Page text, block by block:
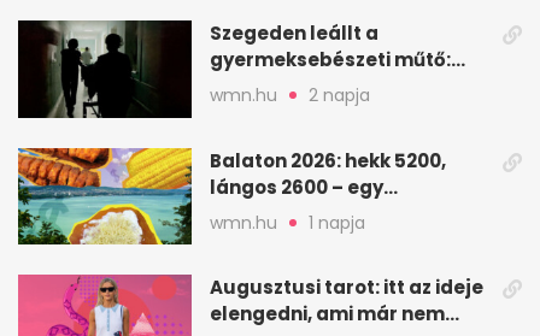
Szegeden leállt a
gyermeksebészeti műtő:
elfogytak a tartalékok
wmn.hu 2 napja
Balaton 2026: hekk 5200,
lángos 2600 – egy
strandnap gyorsan tízezres
wmn.hu 1 napja
Augusztusi tarot: itt az ideje
elengedni, ami már nem